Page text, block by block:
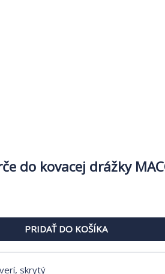
do kovacej drážky
PRIDAŤ DO KOŠÍKA